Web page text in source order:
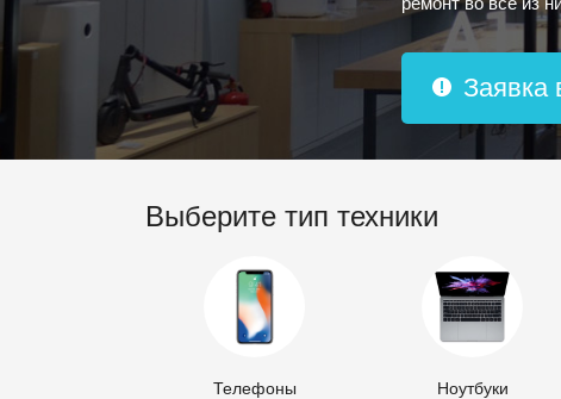
Заявка
Выберите тип техники
Телефоны Ноутбуки